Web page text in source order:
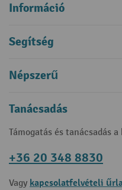
Információ
Segítség
Népszerű
Tanácsadás
Támogatás és tanácsadás
+36 20 348 8830
Vagy kapcsolatfelvételi